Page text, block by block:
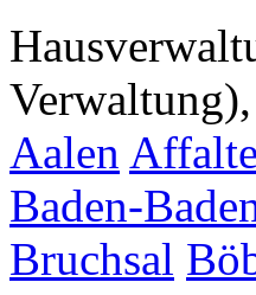
Aalen
Baden-
Bruchsal